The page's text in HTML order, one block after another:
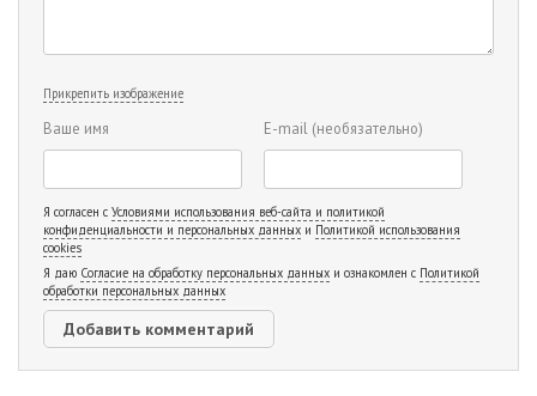
Прикрепить изображение
Ваше имя E-mail (необязательно)
Я согласен с Условиями использования веб-сайта и политикой
конфиденциальности и персональных данных и Политикой использования
cookies
Я даю Согласие на обработку персональных данных и ознакомлен с Политикой
обработки персональных данных